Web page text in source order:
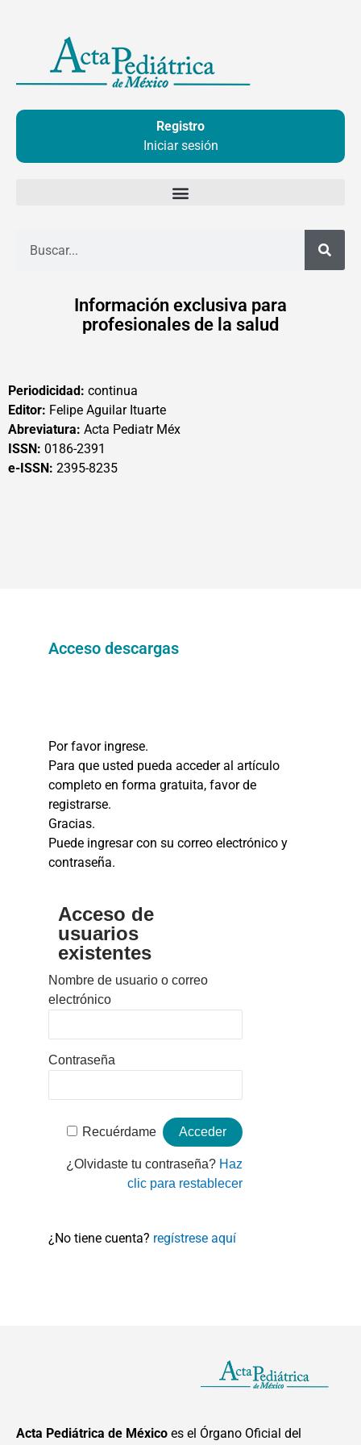
contenido
Registro
Iniciar sesión
Información exclusiva para
profesionales de la salud
Periodicidad: continua
Editor: Felipe Aguilar Ituarte
Abreviatura: Acta Pediatr Méx
ISSN: 0186-2391
e-ISSN: 2395-8235
Acceso descargas
Por favor ingrese.
Para que usted pueda acceder al artículo
completo en forma gratuita, favor de
registrarse.
Gracias.
Puede ingresar con su correo electrónico y
contraseña.
Acceso de
usuarios
existentes
Nombre de usuario o correo
electrónico
Contraseña
Recuérdame
¿Olvidaste tu contraseña? Haz
clic para restablecer
¿No tiene cuenta? regístrese aquí
Acta Pediátrica de México es el Órgano Oficial del